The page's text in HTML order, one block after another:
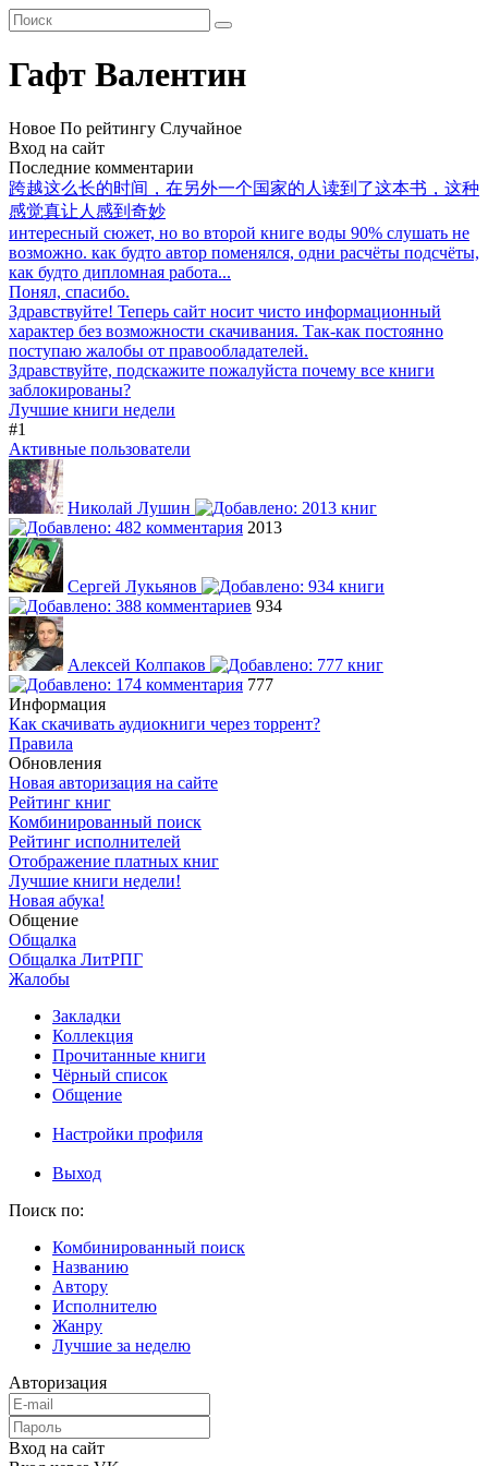
Гафт Валентин
Новое По рейтингу Случайное
Вход на сайт
Последние комментарии
跨越这么长的时间，在另外一个国家的人读到了这本书，这种
感觉真让人感到奇妙
интересный сюжет, но во второй книге воды 90% слушать не
возможно. как будто автор поменялся, одни расчёты подсчёты,
как будто дипломная работа...
Понял, спасибо.
Здравствуйте! Теперь сайт носит чисто информационный
характер без возможности скачивания. Так-как постоянно
поступаю жалобы от правообладателей.
Здравствуйте, подскажите пожалуйста почему все книги
заблокированы?
Лучшие книги недели
#1
Активные пользователи
Николай Лушин
2013
Сергей Лукьянов
934
Алексей Колпаков
777
Информация
Как скачивать аудиокниги через торрент?
Правила
Обновления
Новая авторизация на сайте
Рейтинг книг
Комбинированный поиск
Рейтинг исполнителей
Отображение платных книг
Лучшие книги недели!
Новая абука!
Общение
Общалка
Общалка ЛитРПГ
Жалобы
Закладки
Коллекция
Прочитанные книги
Чёрный список
Общение
Настройки профиля
Выход
Поиск по:
Комбинированный поиск
Названию
Автору
Исполнителю
Жанру
Лучшие за неделю
Авторизация
Вход на сайт